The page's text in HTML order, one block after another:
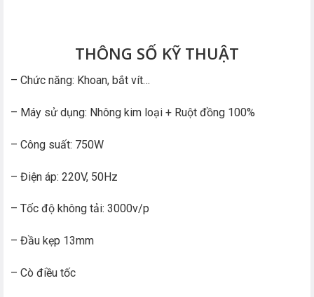
THÔNG SỐ KỸ THUẬT
– Chức năng: Khoan, bắt vít…
– Máy sử dụng: Nhông kim loại + Ruột đồng 100%
– Công suất: 750W
– Điện áp: 220V, 50Hz
– Tốc độ không tải: 3000v/p
– Đầu kẹp 13mm
– Cò điều tốc